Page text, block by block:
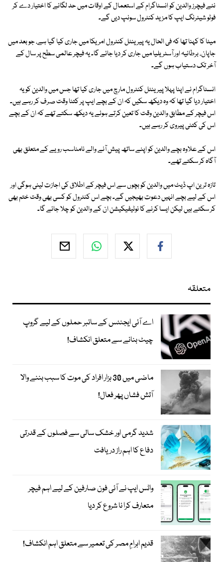
نئے فیچرز والدین کو انسٹاگرام کے استعمال کے اوقات میں حد لگانے کا اختیار دے کر
فوٹو شیئرنگ ایپ کا مزید کنٹرول سونپ دیں گے۔
میٹا کا کہنا تھا کہ فی الحال یہ پیرینٹل کنٹرول امریکا میں جاری کیا گیا ہے، جو بعد میں
جاپان، برطانیہ اور آسٹریلیا میں جاری کر دیا جائے گا۔ یہ فیچر عالمی سطح پر سال کے
آخر تک دستیاب ہوں گے۔
انسٹاگرام نے اپنا پہلا پیرینٹل کنٹرول مارچ میں جاری کیا تھا جس میں والدین کو یہ
اختیار دیا گیا تھا کہ وہ دیکھ سکیں کہ ان کے بچے ایپ پر کتنا وقت صرف کر رہے ہیں۔
اس فیچر کے مطابق والدین وقت کا تعین کرتے ہوئے یہ دیکھ سکتے تھے کہ ان کے بچے
اس کی کتنی پیروی کر رہے ہیں۔
اس کے علاوہ بچے والدین کو اپنے ساتھ پیش آنے والے نامناسب رویے کے متعلق بھی
آگاہ کر سکتے تھے۔
تازہ ترین اپ ڈیٹ میں والدین کو بچوں سے اس فیچر کے اطلاق کی اجازت لینی ہوگی اور
اس کے لیے بچے انہیں دعوت بھیجیں گے۔ بچے اس کنٹرول کو کسی بھی وقت ختم بھی
کر سکتے ہیں لیکن ایسا کرنے کا نوٹیفیکیشن ان کے والدین کو چلا جائے گا۔
متعلقہ
اے آئی ایجنٹس کے سائبر حملوں کے لیے گروپ
چیٹ بنانے سے متعلق انکشاف!
ماضی میں 30 ہزار افراد کی موت کا سبب بننے والا
آتش فشاں پھر فعال!
شدید گرمی اور خشک سالی سے فصلوں کے قدرتی
دفاع کا اہم راز دریافت
واٹس ایپ نے آئی فون صارفین کے لیے اہم فیچر
متعارف کرا نا شروع کر دیا
قدیم اہرامِ مصر کی تعمیر سے متعلق اہم انکشاف!